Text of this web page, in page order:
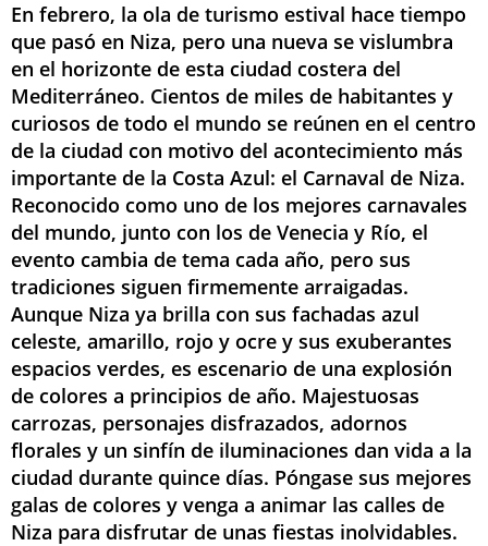
En febrero, la ola de turismo estival hace tiempo
que pasó en Niza, pero una nueva se vislumbra
en el horizonte de esta ciudad costera del
Mediterráneo. Cientos de miles de habitantes y
curiosos de todo el mundo se reúnen en el centro
de la ciudad con motivo del acontecimiento más
importante de la Costa Azul: el Carnaval de Niza.
Reconocido como uno de los mejores carnavales
del mundo, junto con los de Venecia y Río, el
evento cambia de tema cada año, pero sus
tradiciones siguen firmemente arraigadas.
Aunque Niza ya brilla con sus fachadas azul
celeste, amarillo, rojo y ocre y sus exuberantes
espacios verdes, es escenario de una explosión
de colores a principios de año. Majestuosas
carrozas, personajes disfrazados, adornos
florales y un sinfín de iluminaciones dan vida a la
ciudad durante quince días. Póngase sus mejores
galas de colores y venga a animar las calles de
Niza para disfrutar de unas fiestas inolvidables.